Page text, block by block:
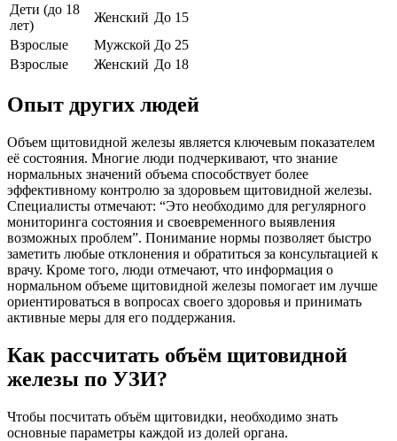
Дети (до 18
лет)
Женский До 15
Взрослые
Мужской До 25
Взрослые
Женский До 18
Опыт других людей
Объем щитовидной железы является ключевым показателем
её состояния. Многие люди подчеркивают, что знание
нормальных значений объема способствует более
эффективному контролю за здоровьем щитовидной железы.
Специалисты отмечают: “Это необходимо для регулярного
мониторинга состояния и своевременного выявления
возможных проблем”. Понимание нормы позволяет быстро
заметить любые отклонения и обратиться за консультацией к
врачу. Кроме того, люди отмечают, что информация о
нормальном объеме щитовидной железы помогает им лучше
ориентироваться в вопросах своего здоровья и принимать
активные меры для его поддержания.
Как рассчитать объём щитовидной
железы по УЗИ?
Чтобы посчитать объём щитовидки, необходимо знать
основные параметры каждой из долей органа.